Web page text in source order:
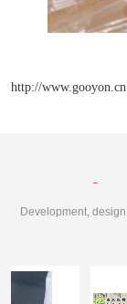
http://www.gooyon.cn